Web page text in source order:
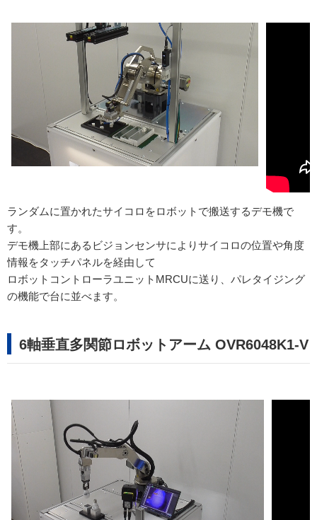
ランダムに置かれたサイコロをロボットで搬送するデモ機で
す。
デモ機上部にあるビジョンセンサによりサイコロの位置や角度
情報をタッチパネルを経由して
ロボットコントローラユニットMRCUに送り、パレタイジング
の機能で台に並べます。
6軸垂直多関節ロボットアーム OVR6048K1-V